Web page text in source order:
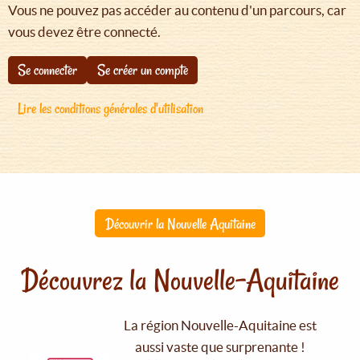
Vous ne pouvez pas accéder au contenu d'un parcours, car
vous devez être connecté.
Se connecter
Se créer un compte
Lire les conditions générales d'utilisation
Découvrir la Nouvelle Aquitaine
Découvrez la Nouvelle-Aquitaine
La région Nouvelle-Aquitaine est
aussi vaste que surprenante !